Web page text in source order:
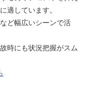
適しています。
ど幅広いシーンで活
時にも状況把握がスム